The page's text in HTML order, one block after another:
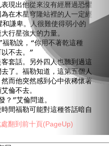
現出他從來沒有經曆過恐懼
在木星穹隆站裡的人一定經
和謙卑。人很難使得弱小的
行星強大的力量。
勒說，“你用不著乾這種
不去。”
話。另外四人也聽到過這
了。福勒知道，這第五個人
而他突然感到心中依稀懷著
倫不去。
”艾倫問道。
福勒可能對這種答話暗自
翻到前十頁(PageUp)